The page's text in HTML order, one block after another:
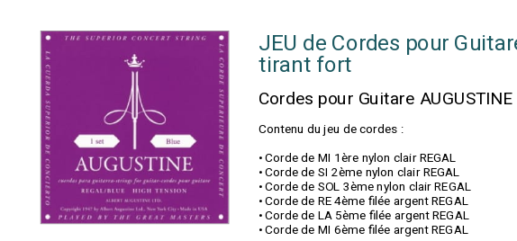
JEU de Cordes pour
tirant fort
Cordes pour Guitare AUGUSTINE
Contenu du jeu de cordes :
• Corde de MI 1ère nylon clair REGAL
• Corde de SI 2ème nylon clair REGAL
• Corde de SOL 3ème nylon clair REGAL
• Corde de RE 4ème filée argent REGAL
• Corde de LA 5ème filée argent REGAL
• Corde de MI 6ème filée argent REGAL